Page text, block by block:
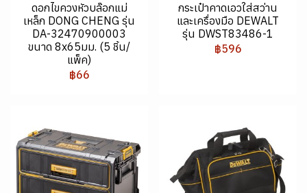
ดอกไขควงหัวบล๊อกแม่
เหล็ก DONG CHENG รุ่น
DA-32470900003
ขนาด 8x65มม. (5 ชิ้น/
แพ็ค)
฿66
กระเป๋าคาดเอวใส่สว่าน
และเครื่องมือ DEWALT
รุ่น DWST83486-1
฿596